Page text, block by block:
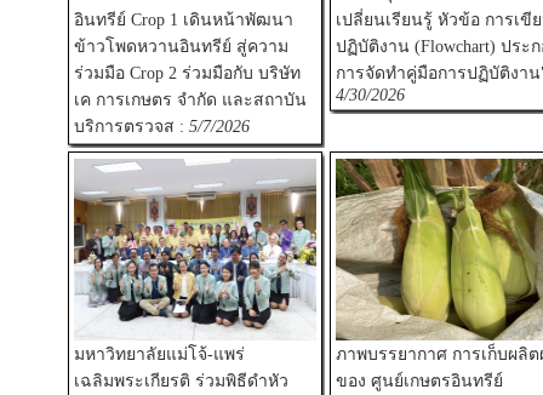
อินทรีย์ Crop 1 เดินหน้าพัฒนา
ข้าวโพดหวานอินทรีย์ สู่ความ
ร่วมมือ Crop 2 ร่วมมือกับ บริษัท
เค การเกษตร จำกัด และสถาบัน
บริการตรวจส : 5/7/2026
เปลี่ยนเรียนรู้ หัวข้อ การเขี
ปฏิบัติงาน (Flowchart) ประ
การจัดทำคู่มือการปฏิบัติงา
4/30/2026
มหาวิทยาลัยแม่โจ้-แพร่
เฉลิมพระเกียรติ ร่วมพิธีดำหัว
ภาพบรรยากาศ การเก็บผลิต
ของ ศูนย์เกษตรอินทรีย์